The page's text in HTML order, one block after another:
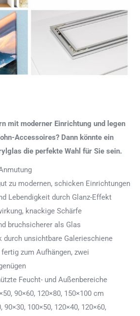
mit moderner Einrichtung und legen
Accessoires? Dann könnte ein
die perfekte Wahl für Sie sein.
zu modernen, schicken Einrichtungen
Lebendigkeit durch Glanz-Effekt
knackige Schärfe
bruchsicherer als Glas
durch unsichtbare Galerieschiene
zum Aufhängen, zwei
Feucht- und Außenbereiche
90×60, 120×80, 150×100 cm
90×30, 100×50, 120×40, 120×60,